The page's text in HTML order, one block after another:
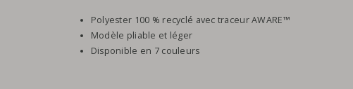
Polyester 100 % recyclé avec traceur AWARE™
Modèle pliable et léger
Disponible en 7 couleurs